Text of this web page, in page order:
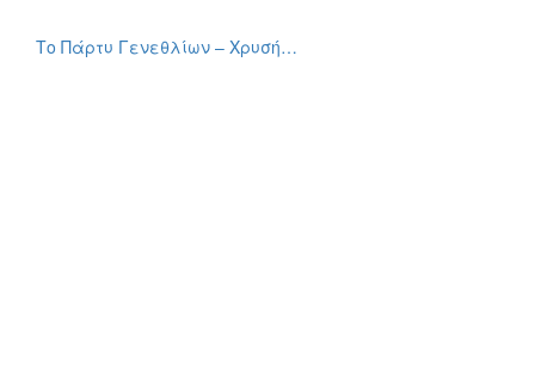
Το Πάρτυ Γενεθλίων – Χρυσή…